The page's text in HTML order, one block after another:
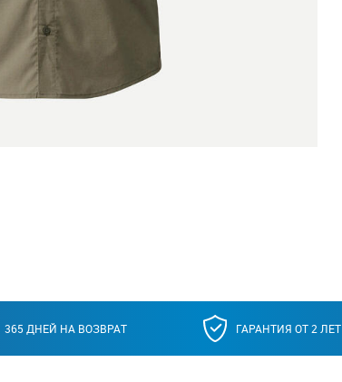
365 ДНЕЙ НА ВОЗВРАТ ГАРАНТИЯ ОТ 2 ЛЕТ